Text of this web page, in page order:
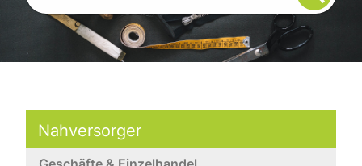
Nahversorger